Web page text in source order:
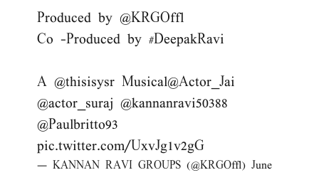
Produced by @KRGOffl
Co -Produced by #DeepakRavi
A @thisisysr Musical@Actor_Jai
@actor_suraj @kannanravi50388
@Paulbritto93
pic.twitter.com/UxvJg1v2gG
— KANNAN RAVI GROUPS (@KRGOffl) June